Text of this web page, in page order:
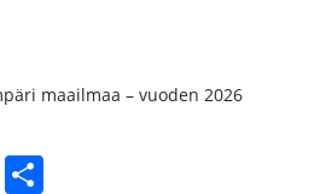
maailmaa – vuoden 2026
LinkedIn